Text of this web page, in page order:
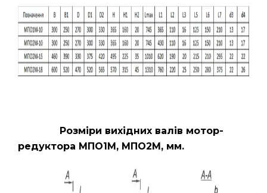
Розміри вихідних валів мотор-
редуктора МПО1М, МПО2М, мм.